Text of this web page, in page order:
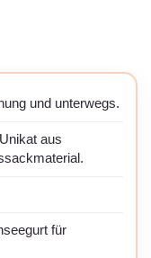
und unterwegs.
aus
für